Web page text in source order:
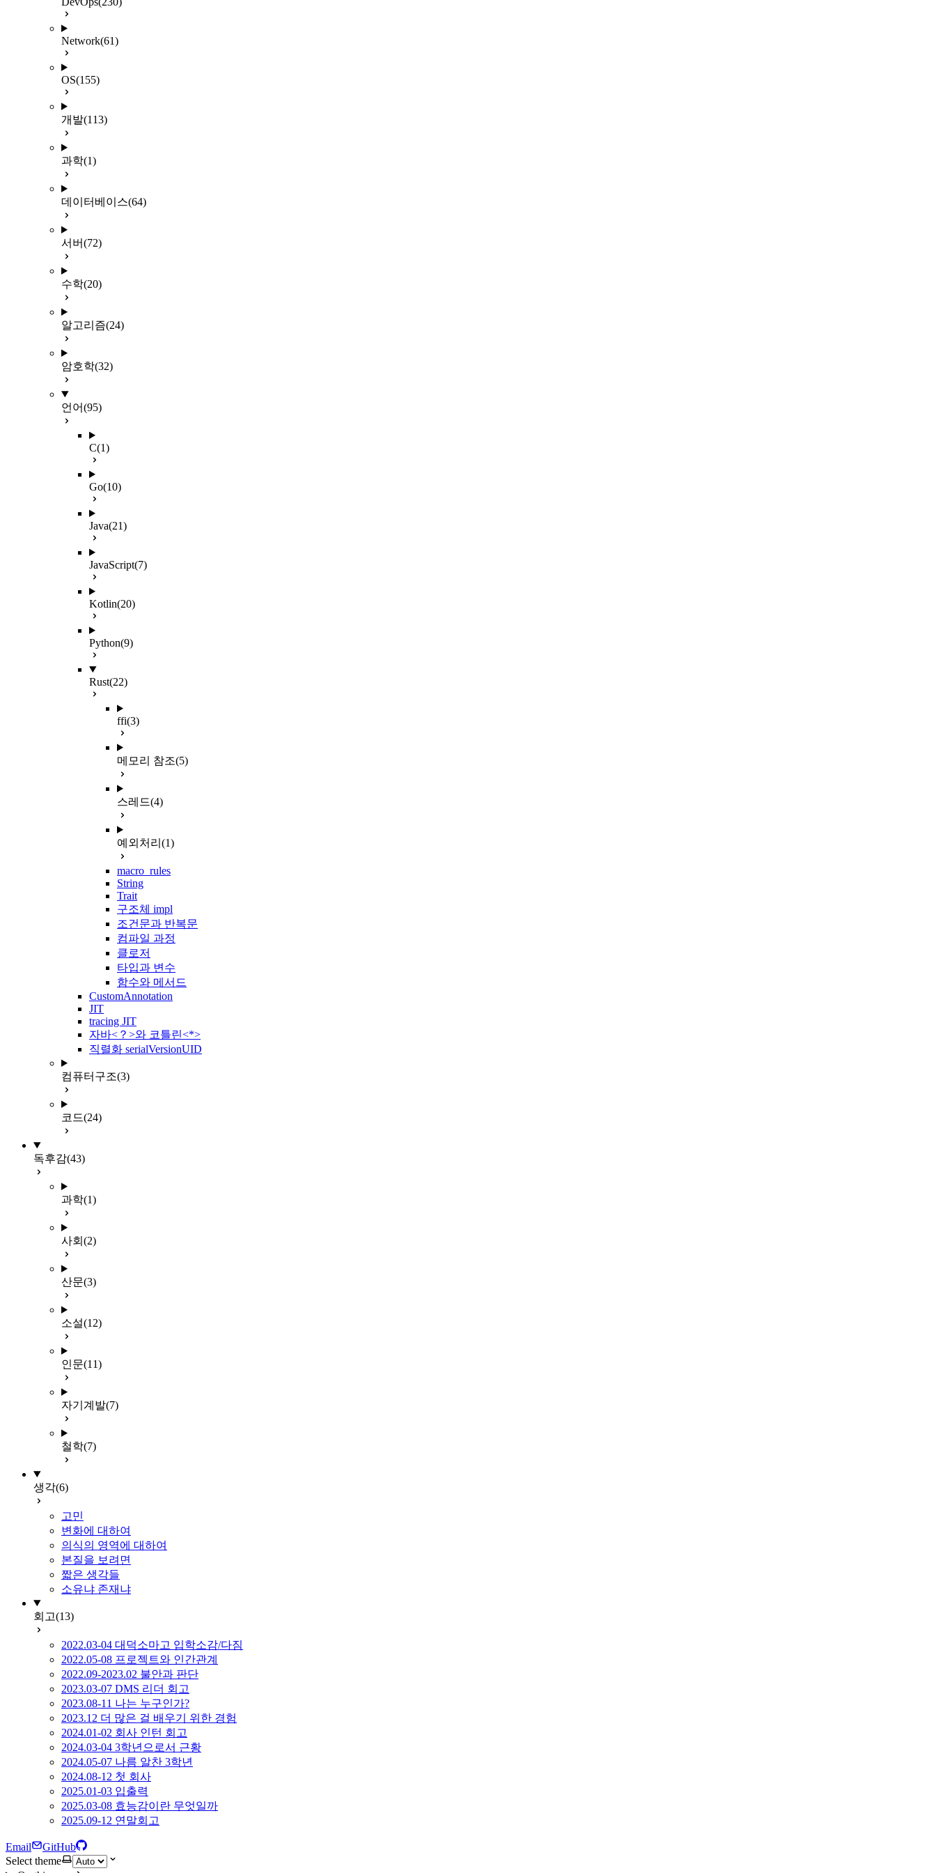
Network(61)
OS(155)
개발(113)
과학(1)
데이터베이스(64)
서버(72)
수학(20)
알고리즘(24)
암호학(32)
언어(95)
C(1)
Go(10)
Java(21)
JavaScript(7)
Kotlin(20)
Python(9)
Rust(22)
ffi(3)
메모리 참조(5)
스레드(4)
예외처리 (1)
macro_rules
String
Trait
구조체 impl
조건문과 반복문
컴파일 과정
클로저
타입과 변수
함수와 메서드
CustomAnnotation
JIT
tracing JIT
자바<？>와 코틀린<*>
직렬화 serialVersionUID
컴퓨터구조(3)
코드(24)
독후감(43)
과학(1)
사회 (2)
산문(3)
소설(12)
인문(11)
자기계발(7)
철학(7)
생각(6)
고민
변화에 대하여
의식의 영역에 대하여
본질을 보려면
짧은 생각들
소유냐 존재냐
회고(13)
2022.03-04 대덕소마고 입학소감/다짐
2022.05-08 프로젝트와 인간관계
2022.09-2023.02 불안과 판단
2023.03-07 DMS 리더 회고
2023.08-11 나는 누구인가?
2023.12 더 많은 걸 배우기 위한 경험
2024.01-02 회사 인턴 회고
2024.03-04 3학년으로서 근황
2024.05-07 나름 알찬 3학년
2024.08-12 첫 회사
2025.01-03 입출력
2025.03-08 효능감이란 무엇일까
2025.09-12 연말회고
Email
GitHub
Select theme